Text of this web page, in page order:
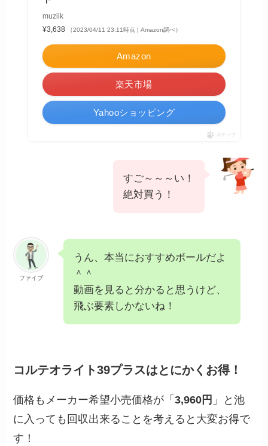
muziik
¥3,638
（2023/04/11 23:11時点 | Amazon調べ）
Amazon
楽天市場
Yahooショッピング
ポチップ
すご～～～い！
絶対買う！
ファイブ
うん、本当におすすめボールだよ
＾＾
動画を見ると分かると思うけど、
飛ぶ要素しかないね！
コルテオライト39プラスはとにかくお得！
価格もメーカー希望小売価格が「3,960円 」と池
に入っても回収出来ることを考えると大変お得で
す！